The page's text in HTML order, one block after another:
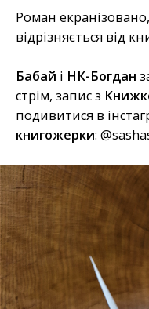
Роман
відрізняється від
Бабай і НК-Богдан
стрім, запис з
подивитися в
книгожерки: